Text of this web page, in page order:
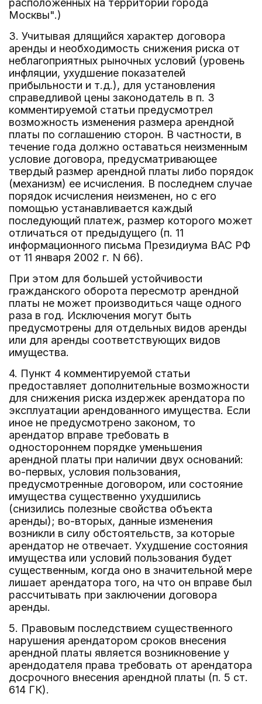
расположенных на территории города
Москвы".)
3. Учитывая длящийся характер договора
аренды и необходимость снижения риска от
неблагоприятных рыночных условий (уровень
инфляции, ухудшение показателей
прибыльности и т.д.), для установления
справедливой цены законодатель в п. 3
комментируемой статьи предусмотрел
возможность изменения размера арендной
платы по соглашению сторон. В частности, в
течение года должно оставаться неизменным
условие договора, предусматривающее
твердый размер арендной платы либо порядок
(механизм) ее исчисления. В последнем случае
порядок исчисления неизменен, но с его
помощью устанавливается каждый
последующий платеж, размер которого может
отличаться от предыдущего (п. 11
информационного письма Президиума ВАС РФ
от 11 января 2002 г. N 66).
При этом для большей устойчивости
гражданского оборота пересмотр арендной
платы не может производиться чаще одного
раза в год. Исключения могут быть
предусмотрены для отдельных видов аренды
или для аренды соответствующих видов
имущества.
4. Пункт 4 комментируемой статьи
предоставляет дополнительные возможности
для снижения риска издержек арендатора по
эксплуатации арендованного имущества. Если
иное не предусмотрено законом, то
арендатор вправе требовать в
одностороннем порядке уменьшения
арендной платы при наличии двух оснований:
во-первых, условия пользования,
предусмотренные договором, или состояние
имущества существенно ухудшились
(снизились полезные свойства объекта
аренды); во-вторых, данные изменения
возникли в силу обстоятельств, за которые
арендатор не отвечает. Ухудшение состояния
имущества или условий пользования будет
существенным, когда оно в значительной мере
лишает арендатора того, на что он вправе был
рассчитывать при заключении договора
аренды.
5. Правовым последствием существенного
нарушения арендатором сроков внесения
арендной платы является возникновение у
арендодателя права требовать от арендатора
досрочного внесения арендной платы (п. 5 ст.
614 ГК).